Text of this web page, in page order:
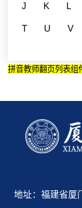
J K L
T U V
拼音教师翻页列表组
地址：福建省厦